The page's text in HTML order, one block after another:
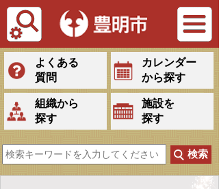
Tiếng Việt
よくある
質問
カレンダー
から探す
組織から
探す
施設を
探す